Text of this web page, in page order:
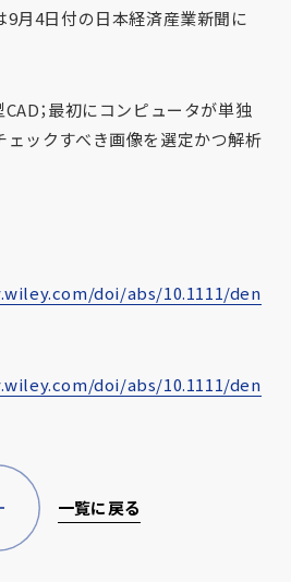
9月4日付の日本経済産業新聞に
；最初にコンピュータが単独
ェックすべき画像を選定かつ解析
doi/abs/10.1111/den
doi/abs/10.1111/den
一覧に戻る